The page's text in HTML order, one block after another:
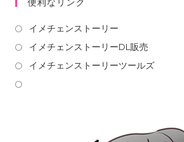
便利なリンク
イメチェンストーリー
イメチェンストーリーDL販売
イメチェンストーリーツールズ